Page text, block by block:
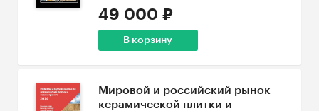
49 000 ₽
В корзину
Мировой и российский рынок
керамической плитки и